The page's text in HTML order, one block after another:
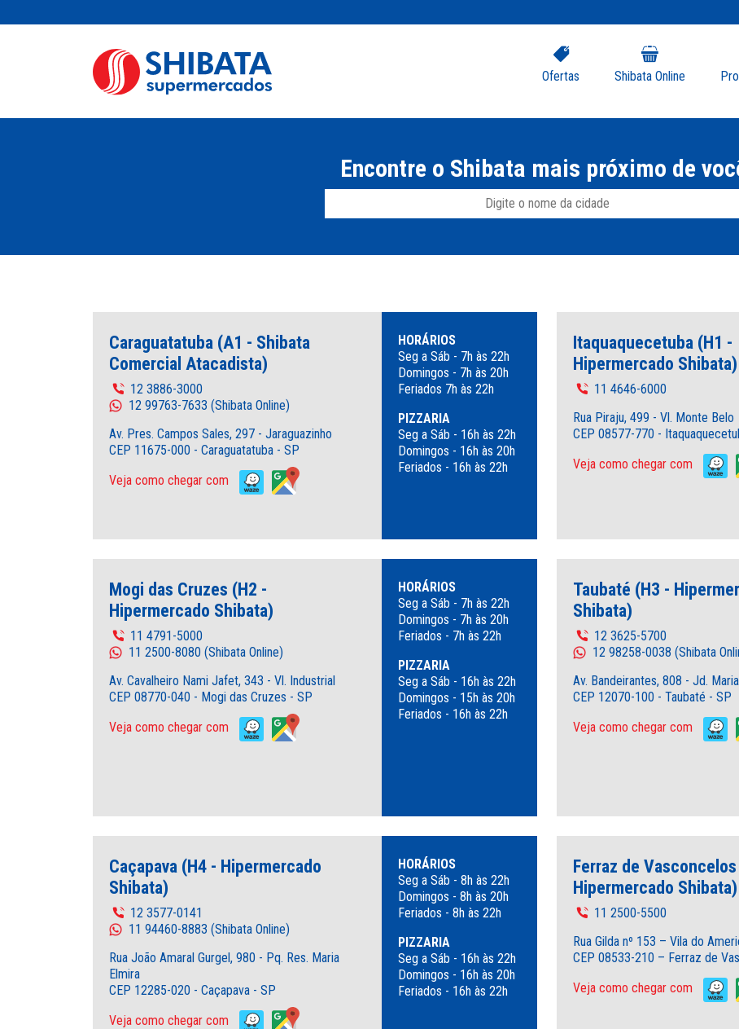
Ofertas Shibata Online
Encontre o Shibata mais próximo de
Caraguatatuba (A1 - Shibata
Comercial Atacadista)
12 3886-3000
12 99763-7633 (Shibata Online)
Av. Pres. Campos Sales, 297 - Jaraguazinho
CEP 11675-000 - Caraguatatuba - SP
Veja como chegar com
HORÁRIOS
Seg a Sáb - 7h às 22h
Domingos - 7h às 20h
Feriados 7h às 22h
PIZZARIA
Seg a Sáb - 16h às 22h
Domingos - 16h às 20h
Feriados - 16h às 22h
Itaquaquecetuba (H1 -
Hipermercado Shibata)
11 4646-6000
Rua Piraju, 499 - Vl. Monte Belo
CEP 08577-770 -
Veja como chegar com
Mogi das Cruzes (H2 -
Hipermercado Shibata)
11 4791-5000
11 2500-8080 (Shibata Online)
Av. Cavalheiro Nami Jafet, 343 - Vl. Industrial
CEP 08770-040 - Mogi das Cruzes - SP
Veja como chegar com
HORÁRIOS
Seg a Sáb - 7h às 22h
Domingos - 7h às 20h
Feriados - 7h às 22h
PIZZARIA
Seg a Sáb - 16h às 22h
Domingos - 15h às 20h
Feriados - 16h às 22h
Taubaté (H3 -
Shibata)
12 3625-5700
12 98258-0038 (Shibata
Av. Bandeirantes, 808 - Jd.
CEP 12070-100 - Taubaté - SP
Veja como chegar com
Caçapava (H4 - Hipermercado
Shibata)
12 3577-0141
11 94460-8883 (Shibata Online)
Rua João Amaral Gurgel, 980 - Pq. Res. Maria
Elmira
CEP 12285-020 - Caçapava - SP
Veja como chegar com
HORÁRIOS
Seg a Sáb - 8h às 22h
Domingos - 8h às 20h
Feriados - 8h às 22h
PIZZARIA
Seg a Sáb - 16h às 22h
Domingos - 16h às 20h
Feriados - 16h às 22h
Ferraz de
Hipermercado Shibata)
11 2500-5500
Rua Gilda nº 153 – Vila do
CEP 08533-210 – Ferraz de
Veja como chegar com